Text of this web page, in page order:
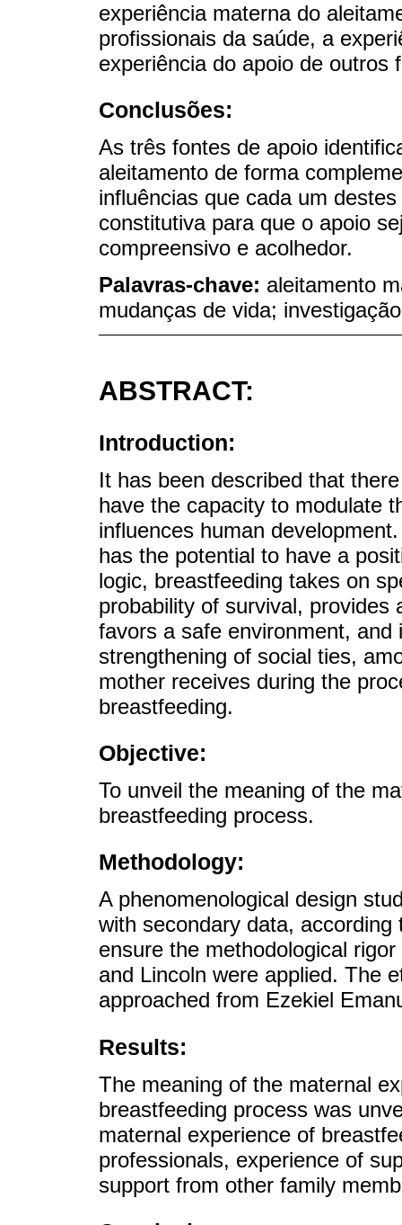
experiência materna do
profissionais da saúde, a
experiência do apoio de outros
Conclusões:
As três fontes de apoio
aleitamento de forma
influências que cada um
constitutiva para que o apoio
compreensivo e acolhedor.
Palavras-chave: aleitamento
mudanças de vida;
ABSTRACT:
Introduction:
It has been described that
have the capacity to modulate
influences human
has the potential to have a
logic, breastfeeding takes on
probability of survival, provides
favors a safe environment,
strengthening of social ties,
mother receives during the
breastfeeding.
Objective:
To unveil the meaning of the
breastfeeding process.
Methodology:
A phenomenological design
with secondary data,
ensure the methodological
and Lincoln were applied. The
approached from Ezekiel
Results:
The meaning of the maternal
breastfeeding process was
maternal experience of
professionals, experience of
support from other family